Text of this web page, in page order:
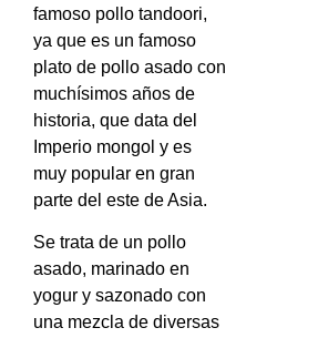
famoso pollo tandoori,
ya que es un famoso
plato de pollo asado con
muchísimos años de
historia, que data del
Imperio mongol y es
muy popular en gran
parte del este de Asia.
Se trata de un pollo
asado, marinado en
yogur y sazonado con
una mezcla de diversas